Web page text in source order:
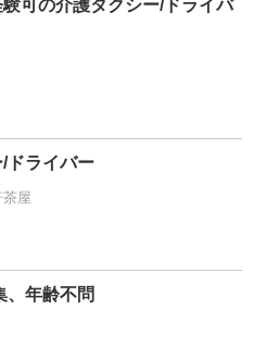
可の介護タクシー/ドライバ
ドライバー
屋
、年齢不問